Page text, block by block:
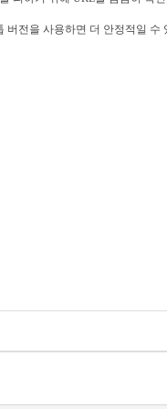
전을 사용하면 더 안정적일 수